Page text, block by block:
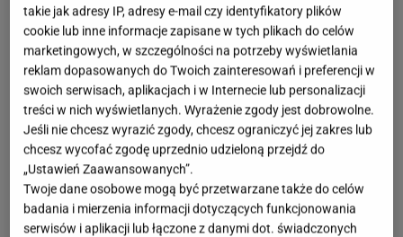
takie jak adresy IP, adresy e-mail czy identyfikatory plików
cookie lub inne informacje zapisane w tych plikach do celów
marketingowych, w szczególności na potrzeby wyświetlania
reklam dopasowanych do Twoich zainteresowań i preferencji w
swoich serwisach, aplikacjach i w Internecie lub personalizacji
treści w nich wyświetlanych. Wyrażenie zgody jest dobrowolne.
Jeśli nie chcesz wyrazić zgody, chcesz ograniczyć jej zakres lub
chcesz wycofać zgodę uprzednio udzieloną przejdź do
„Ustawień Zaawansowanych”.
Twoje dane osobowe mogą być przetwarzane także do celów
badania i mierzenia informacji dotyczących funkcjonowania
serwisów i aplikacji lub łączone z danymi dot. świadczonych